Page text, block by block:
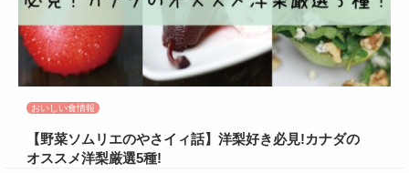
おいしい食情報
【野菜ソムリエのやさイィ話】洋梨好き必見!カナダの
オススメ洋梨厳選5種!